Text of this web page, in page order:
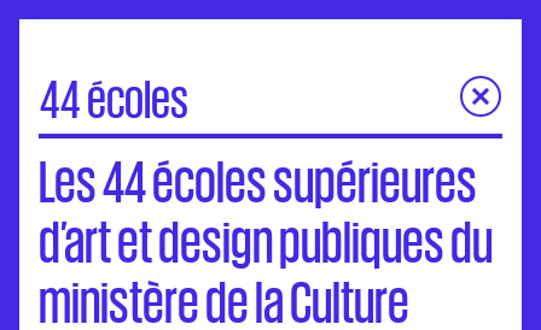
44 écoles
ministère de la Culture
Carte
Visites virtuelles
Une école, un-e diplômé-e
International
Les 44 écoles supérieures
d’art et design publiques du
ministère de la Culture